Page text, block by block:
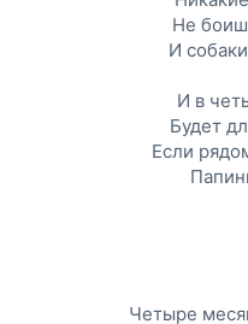
Не
И
И в
Будет
Если
Четыре